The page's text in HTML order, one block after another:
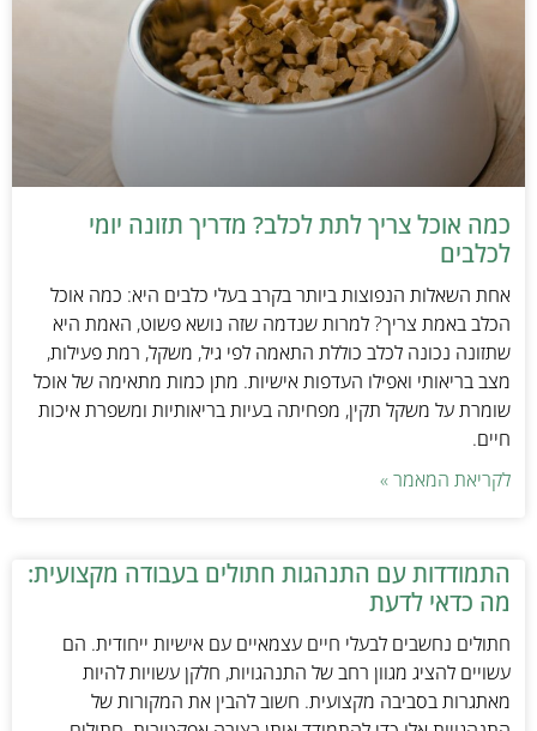
כמה אוכל צריך לתת לכלב? מדריך תזונה יומי
לכלבים
אחת השאלות הנפוצות ביותר בקרב בעלי כלבים היא: כמה אוכל
הכלב באמת צריך? למרות שנדמה שזה נושא פשוט, האמת היא
שתזונה נכונה לכלב כוללת התאמה לפי גיל, משקל, רמת פעילות,
מצב בריאותי ואפילו העדפות אישיות. מתן כמות מתאימה של אוכל
שומרת על משקל תקין, מפחיתה בעיות בריאותיות ומשפרת איכות
חיים.
לקריאת המאמר »
התמודדות עם התנהגות חתולים בעבודה מקצועית:
מה כדאי לדעת
חתולים נחשבים לבעלי חיים עצמאיים עם אישיות ייחודית. הם
עשויים להציג מגוון רחב של התנהגויות, חלקן עשויות להיות
מאתגרות בסביבה מקצועית. חשוב להבין את המקורות של